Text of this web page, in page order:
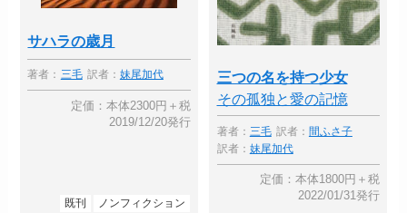
サハラの歳月
著者： 三毛 訳者： 妹尾加代
定価：本体2300円＋税
2019/12/20発行
既刊
ノンフィクション
三つの名を持つ少女
その孤独と愛の記憶
著者： 三毛 訳者： 間ふさ子
訳者： 妹尾加代
定価：本体1800円＋税
2022/01/31発行